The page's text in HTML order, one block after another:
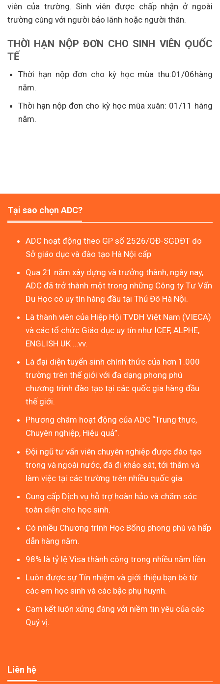
viên của trường. Sinh viên được chấp nhận ở ngoài
trường cùng với người bảo lãnh hoặc người thân.
THỜI HẠN NỘP ĐƠN CHO SINH VIÊN ǪUỐC
TẾ
Thời hạn nộp đơn cho kỳ học mùa thu:01/06hàng
năm.
Thời hạn nộp đơn cho kỳ học mùa xuân: 01/11 hàng
năm.
Tại sao chọn ADC?
ADC hoạt động theo GP số 2526/QĐ-SGDĐT do
Sở giáo dục và đào tạo Hà Nội cấp
Qua 21 năm xây dựng và trưởng thành, ngày nay,
ADC đã trở thành một trong những Công ty Tư Vấn
Du Học có uy tín hàng đầu tại Thủ Đô Hà Nội.
Là thành viên của Hiệp Hội TVDH Việt Nam (VIECA)
và các tổ chức Giáo dục uy tín như ICEF, ALPHE,
ENGLISH UK …vv.
Là đại diện tuyển sinh chính thức của hơn 1.000
trường trên thế giới với đa dạng phong phú
chương trình đào tạo tại các quốc gia hàng đầu
thế giới.
Phương châm hoạt động của ADC “Trung thực,
Chuyên nghiệp, Hiệu quả”.
Đội ngũ tư vấn viên chuyên nghiệp được đào tạo
trong và ngoài nước, đã đi khảo sát, tới thăm và
làm việc tại các trường trên nhiều quốc gia.
Cung cấp Dịch vụ hỗ trợ hoàn hảo và chăm sóc
toàn diện cho học sinh.
Có nhiều Chương trình Học Bổng phong phú và hấp
dẫn hàng năm.
98% là tỷ lệ Visa thành công trong nhiều năm liền.
Luôn được sự Tín nhiệm và giới thiệu bạn bè từ
các em học sinh và các bậc phụ huynh.
Cam kết luôn xứng đáng với niềm tin yêu của các
Quý vị.
Liên hệ